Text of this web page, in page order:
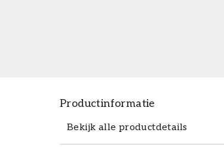
Productinformatie
Bekijk alle productdetails